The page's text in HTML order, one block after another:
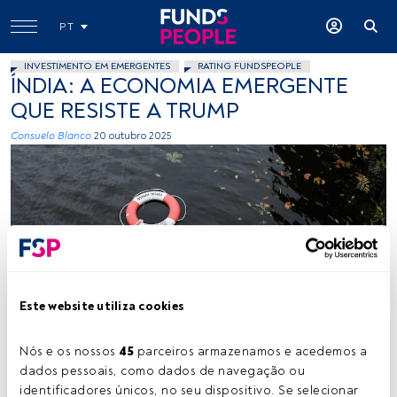
Este website utiliza cookies
Nós e os nossos 45 parceiros armazenamos e acedemos a
dados pessoais, como dados de navegação ou
identificadores únicos, no seu dispositivo. Se selecionar
PT
INVESTIMENTO EM EMERGENTES RATING FUNDSPEOPLE
ÍNDIA: A ECONOMIA EMERGENTE
QUE RESISTE A TRUMP
Consuelo Blanco 20 outubro 2025
Tempo de leitura:4 min.